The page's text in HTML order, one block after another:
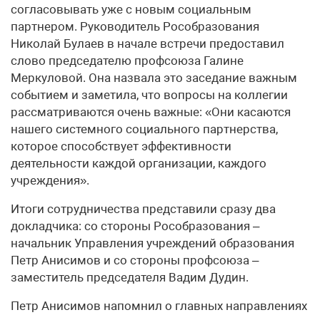
согласовывать уже с новым социальным
партнером. Руководитель Рособразования
Николай Булаев в начале встречи предоставил
слово председателю профсоюза Галине
Меркуловой. Она назвала это заседание важным
событием и заметила, что вопросы на коллегии
рассматриваются очень важные: «Они касаются
нашего системного социального партнерства,
которое способствует эффективности
деятельности каждой организации, каждого
учреждения».
Итоги сотрудничества представили сразу два
докладчика: со стороны Рособразования –
начальник Управления учреждений образования
Петр Анисимов и со стороны профсоюза –
заместитель председателя Вадим Дудин.
Петр Анисимов напомнил о главных направлениях